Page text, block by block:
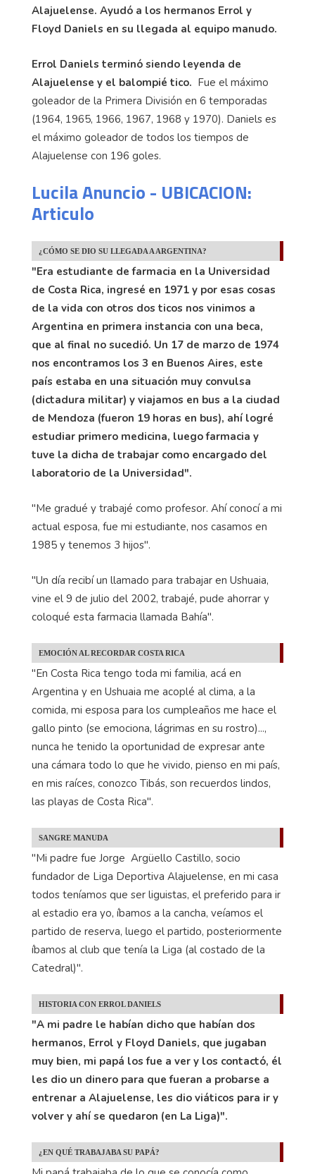
Alajuelense. Ayudó a los hermanos Errol y
Floyd Daniels en su llegada al equipo manudo.
Errol Daniels terminó siendo leyenda de
Alajuelense y el balompié tico. Fue el máximo
goleador de la Primera División en 6 temporadas
(1964, 1965, 1966, 1967, 1968 y 1970). Daniels es
el máximo goleador de todos los tiempos de
Alajuelense con 196 goles.
Lucila Anuncio - UBICACION:
Articulo
¿CÓMO SE DIO SU LLEGADA A ARGENTINA?
"Era estudiante de farmacia en la Universidad
de Costa Rica, ingresé en 1971 y por esas cosas
de la vida con otros dos ticos nos vinimos a
Argentina en primera instancia con una beca,
que al final no sucedió. Un 17 de marzo de 1974
nos encontramos los 3 en Buenos Aires, este
país estaba en una situación muy convulsa
(dictadura militar) y viajamos en bus a la ciudad
de Mendoza (fueron 19 horas en bus), ahí logré
estudiar primero medicina, luego farmacia y
tuve la dicha de trabajar como encargado del
laboratorio de la Universidad".
"Me gradué y trabajé como profesor. Ahí conocí a mi
actual esposa, fue mi estudiante, nos casamos en
1985 y tenemos 3 hijos".
"Un día recibí un llamado para trabajar en Ushuaia,
vine el 9 de julio del 2002, trabajé, pude ahorrar y
coloqué esta farmacia llamada Bahía".
EMOCIÓN AL RECORDAR COSTA RICA
"En Costa Rica tengo toda mi familia, acá en
Argentina y en Ushuaia me acoplé al clima, a la
comida, mi esposa para los cumpleaños me hace el
gallo pinto (se emociona, lágrimas en su rostro)...,
nunca he tenido la oportunidad de expresar ante
una cámara todo lo que he vivido, pienso en mi país,
en mis raíces, conozco Tibás, son recuerdos lindos,
las playas de Costa Rica".
SANGRE MANUDA
"Mi padre fue Jorge Argüello Castillo, socio
fundador de Liga Deportiva Alajuelense, en mi casa
todos teníamos que ser liguistas, el preferido para ir
al estadio era yo, íbamos a la cancha, veíamos el
partido de reserva, luego el partido, posteriormente
íbamos al club que tenía la Liga (al costado de la
Catedral)".
HISTORIA CON ERROL DANIELS
"A mi padre le habían dicho que habían dos
hermanos, Errol y Floyd Daniels, que jugaban
muy bien, mi papá los fue a ver y los contactó, él
les dio un dinero para que fueran a probarse a
entrenar a Alajuelense, les dio viáticos para ir y
volver y ahí se quedaron (en La Liga)".
¿EN QUÉ TRABAJABA SU PAPÁ?